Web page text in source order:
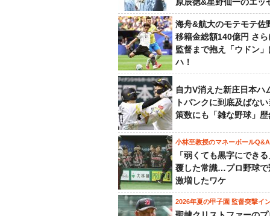
海舟&航大のモテモテ佐
移籍金総額140億円 さ
監督まで抱え「ウドン
ハ！
自力V消えた新庄日本ハ
トバンクに到底及ばな
策数にも「雑な野球」歴
小林至教授のマネーボールQ&A
「弱くても黒字にでき
覆した常識…プロ野球で
激増したワケ
2026年夏の甲子園 監督突撃イ